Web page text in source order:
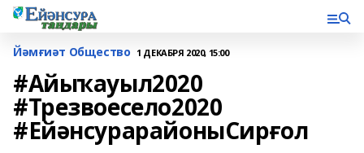
Йәмғиәт Общество 1 ДЕКАБРЯ 2020, 15:00
#Айыҡауыл2020
#Трезвоесело2020
#ЕйәнсурарайоныСирғол